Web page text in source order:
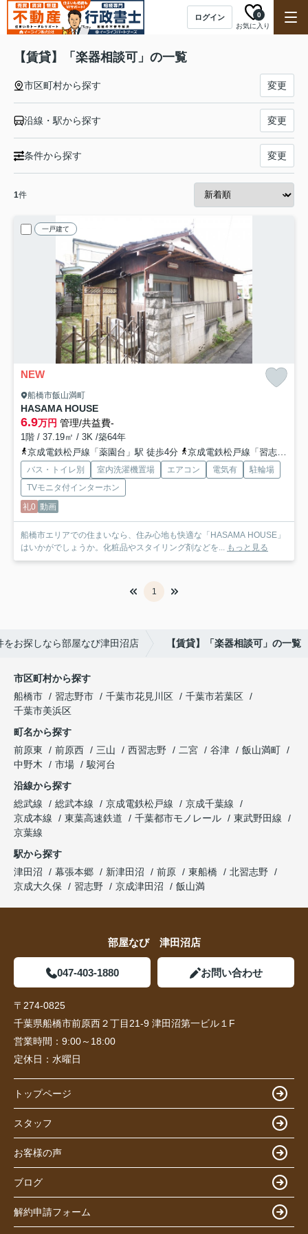
ログイン
お気に入り
0
【賃貸】「楽器相談可」の一覧
市区町村から探す 変更
沿線・駅から探す 変更
条件から探す 変更
1件
一戸建て
NEW
船橋市飯山満町
HASAMA HOUSE
6.9万円 管理/共益費-
1階 / 37.19㎡ / 3K /築64年
京成電鉄松戸線「薬園台」駅 徒歩4分
京成電鉄松戸線「習志野」駅 徒歩12分
バス・トイレ別 室内洗濯機置場 エアコン 電気有
駐輪場
TVモニタ付インターホン
礼0 動画
船橋市エリアでの住まいなら、住み心地も快適な「HASAMA HOUSE」
はいかがでしょうか。化粧品やスタイリング剤などを... もっと見る
1
お探しなら部屋なび津田沼店 【賃貸】「楽器相談可」の一覧
市区町村から探す
船橋市
習志野市 千葉市花見川区
千葉市若葉区
千葉市美浜区
町名から探す
前原東
前原西 三山 西習志野 二宮 谷津
飯山満町
中野木
市場
駿河台
沿線から探す
総武線
総武本線 京成電鉄松戸線
京成千葉線
京成本線
東葉高速鉄道 千葉都市モノレール
東武野田線
京葉線
駅から探す
津田沼
幕張本郷 新津田沼 前原 東船橋
北習志野
京成大久保
習志野 京成津田沼 飯山満
部屋なび 津田沼店
047-403-1880 お問い合わせ
〒274-0825
千葉県船橋市前原西２丁目21-9 津田沼第一ビル１F
営業時間： 9:00～18:00
定休日： 水曜日
トップページ
スタッフ
お客様の声
ブログ
解約申請フォーム